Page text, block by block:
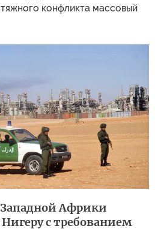
конфликта массовый
Африки
с требованием